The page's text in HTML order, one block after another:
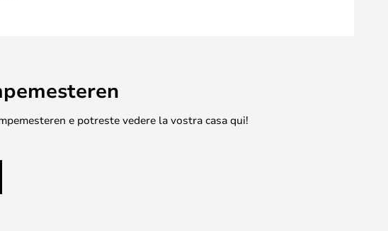
e potreste vedere la vostra casa qui!